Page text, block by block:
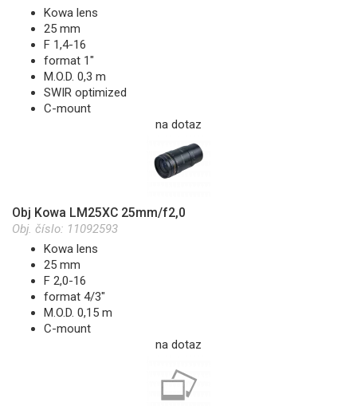
Kowa lens
25 mm
F 1,4-16
format 1"
M.O.D. 0,3 m
SWIR optimized
C-mount
na dotaz
Obj Kowa LM25XC 25mm/f2,0
Obj. číslo: 11092593
Kowa lens
25 mm
F 2,0-16
format 4/3"
M.O.D. 0,15 m
C-mount
na dotaz